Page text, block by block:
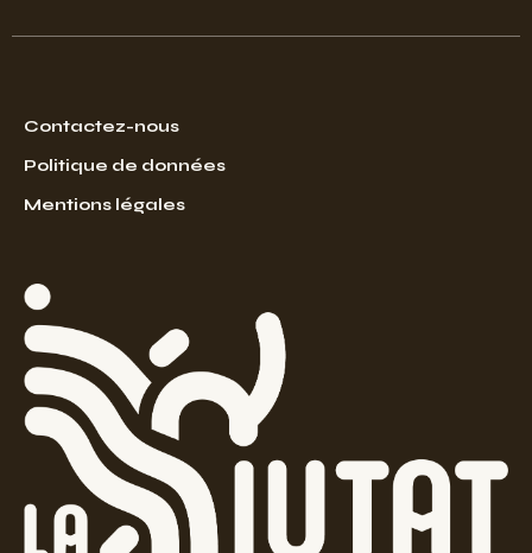
Contactez-nous
Politique de données
Mentions légales